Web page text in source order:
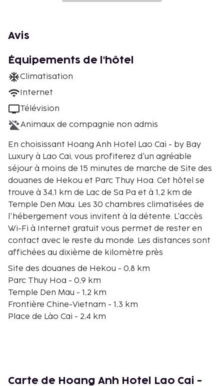
Avis
Équipements de l'hôtel
Climatisation
Internet
Télévision
Animaux de compagnie non admis
En choisissant Hoang Anh Hotel Lao Cai - by Bay
Luxury à Lao Cai, vous profiterez d'un agréable
séjour à moins de 15 minutes de marche de Site des
douanes de Hekou et Parc Thuy Hoa. Cet hôtel se
trouve à 34,1 km de Lac de Sa Pa et à 1,2 km de
Temple Den Mau. Les 30 chambres climatisées de
l'hébergement vous invitent à la détente. L'accès
Wi-Fi à Internet gratuit vous permet de rester en
contact avec le reste du monde. Les distances sont
affichées au dixième de kilomètre près
Site des douanes de Hekou - 0,8 km
Parc Thuy Hoa - 0,9 km
Temple Den Mau - 1,2 km
Frontière Chine-Vietnam - 1,3 km
Place de Lào Cai - 2,4 km
Lac de Sa Pa - 34,1 km
Carte de Hoang Anh Hotel Lao Cai -